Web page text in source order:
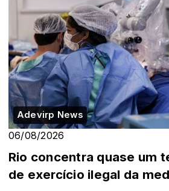
Adevirp News
06/08/2026
Rio concentra quase um
de exercício ilegal da